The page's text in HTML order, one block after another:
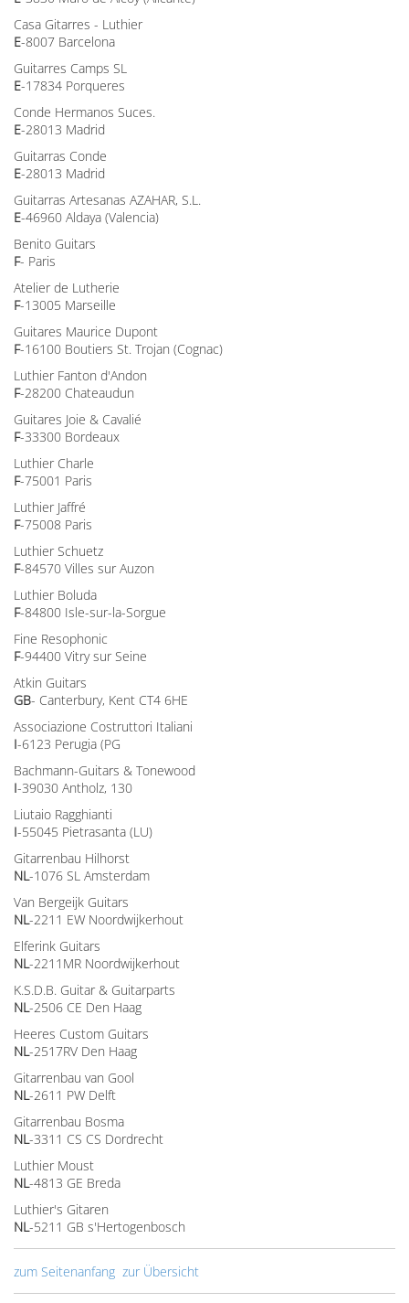
Casa Gitarres - Luthier
E-8007 Barcelona
Guitarres Camps SL
E-17834 Porqueres
Conde Hermanos Suces.
E-28013 Madrid
Guitarras Conde
E-28013 Madrid
Guitarras Artesanas AZAHAR, S.L.
E-46960 Aldaya (Valencia)
Benito Guitars
F- Paris
Atelier de Lutherie
F-13005 Marseille
Guitares Maurice Dupont
F-16100 Boutiers St. Trojan (Cognac)
Luthier Fanton d'Andon
F-28200 Chateaudun
Guitares Joie & Cavalié
F-33300 Bordeaux
Luthier Charle
F-75001 Paris
Luthier Jaffré
F-75008 Paris
Luthier Schuetz
F-84570 Villes sur Auzon
Luthier Boluda
F-84800 Isle-sur-la-Sorgue
Fine Resophonic
F-94400 Vitry sur Seine
Atkin Guitars
GB- Canterbury, Kent CT4 6HE
Associazione Costruttori Italiani
I-6123 Perugia (PG
Bachmann-Guitars & Tonewood
I-39030 Antholz, 130
Liutaio Ragghianti
I-55045 Pietrasanta (LU)
Gitarrenbau Hilhorst
NL-1076 SL Amsterdam
Van Bergeijk Guitars
NL-2211 EW Noordwijkerhout
Elferink Guitars
NL-2211MR Noordwijkerhout
K.S.D.B. Guitar & Guitarparts
NL-2506 CE Den Haag
Heeres Custom Guitars
NL-2517RV Den Haag
Gitarrenbau van Gool
NL-2611 PW Delft
Gitarrenbau Bosma
NL-3311 CS CS Dordrecht
Luthier Moust
NL-4813 GE Breda
Luthier's Gitaren
NL-5211 GB s'Hertogenbosch
zum Seitenanfang zur Übersicht